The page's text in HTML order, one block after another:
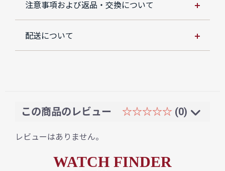
注意事項および返品・交換について
配送について
この商品のレビュー ☆☆☆☆☆ (0)
レビューはありません。
WATCH FINDER